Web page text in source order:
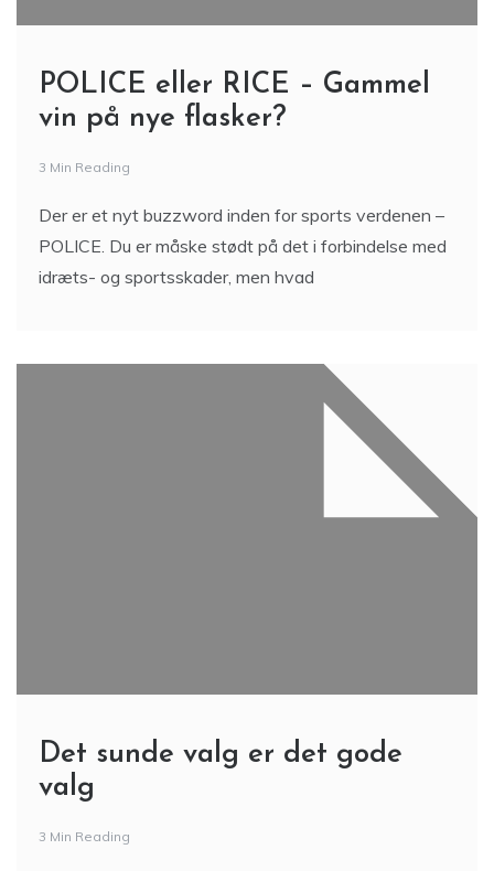
POLICE eller RICE – Gammel
vin på nye flasker?
3 Min Reading
Der er et nyt buzzword inden for sports verdenen –
POLICE. Du er måske stødt på det i forbindelse med
idræts- og sportsskader, men hvad
Det sunde valg er det gode
valg
3 Min Reading